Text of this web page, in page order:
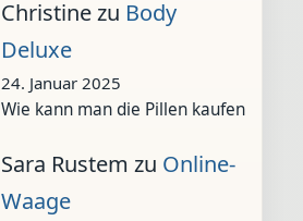
Christinezu Body
Deluxe
24. Januar 2025
Wie kann man die Pillen kaufen
Sara Rustem zu Online-
Waage